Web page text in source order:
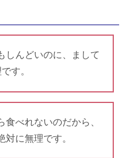
しんどいのに、まして
す。
食べれないのだから、
対に無理です。